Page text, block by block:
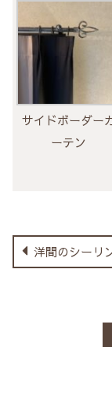
サイドボーダー
ーテン
洋間のシーリ